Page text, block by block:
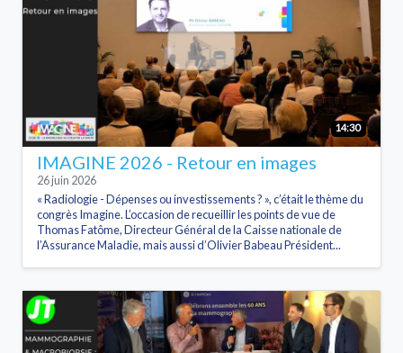
14:30
IMAGINE 2026 - Retour en images
26 juin 2026
« Radiologie - Dépenses ou investissements ? », c’était le thème du
congrès Imagine. L’occasion de recueillir les points de vue de
Thomas Fatôme, Directeur Général de la Caisse nationale de
l’Assurance Maladie, mais aussi d’Olivier Babeau Président...